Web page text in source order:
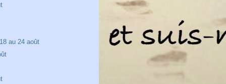
au 24 août